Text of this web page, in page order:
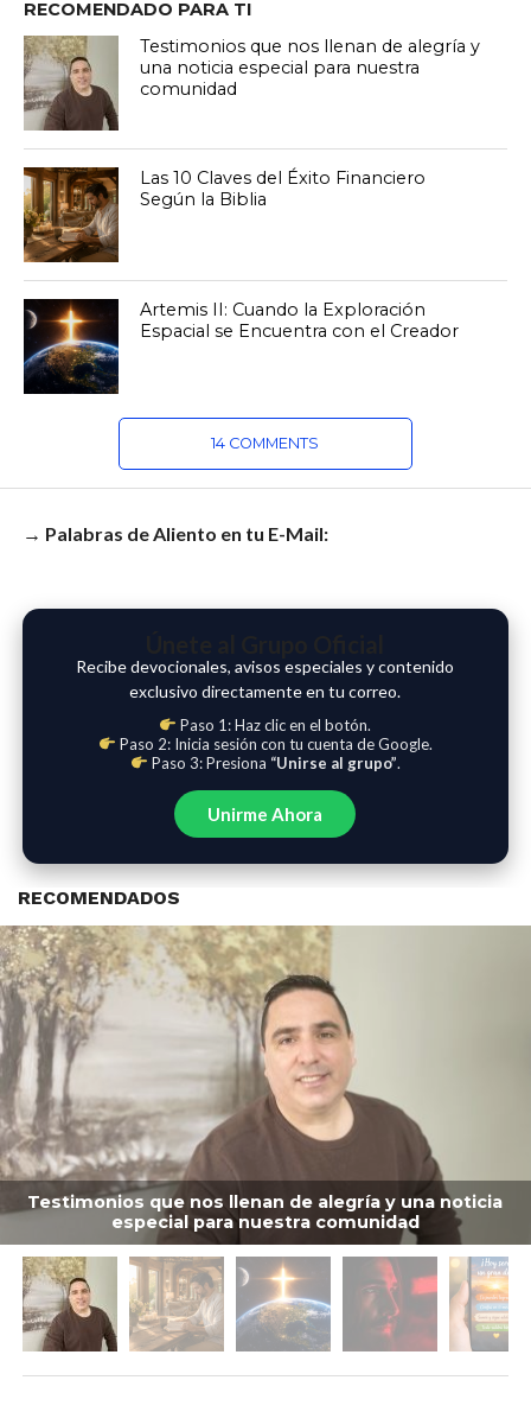
RECOMENDADO PARA TI
Testimonios que nos llenan de alegría y
una noticia especial para nuestra
comunidad
Las 10 Claves del Éxito Financiero
Según la Biblia
Artemis II: Cuando la Exploración
Espacial se Encuentra con el Creador
14 COMMENTS
→ Palabras de Aliento en tu E-Mail:
Recibe devocionales, avisos especiales y contenido
exclusivo directamente en tu correo.
Paso 1: Haz clic en el botón.
Paso 2: Inicia sesión con tu cuenta de Google.
Paso 3: Presiona “Unirse al grupo”.
Unirme Ahora
RECOMENDADOS
Testimonios que nos llenan de alegría y una noticia
especial para nuestra comunidad